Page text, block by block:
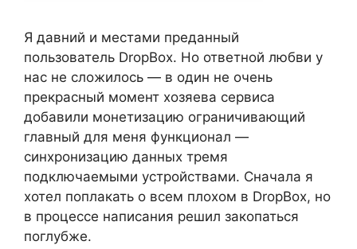
Я давний и местами преданный
пользователь DropBox. Но ответной любви у
нас не сложилось — в один не очень
прекрасный момент хозяева сервиса
добавили монетизацию ограничивающий
главный для меня функционал —
синхронизацию данных тремя
подключаемыми устройствами. Сначала я
хотел поплакать о всем плохом в DropBox, но
в процессе написания решил закопаться
поглубже.